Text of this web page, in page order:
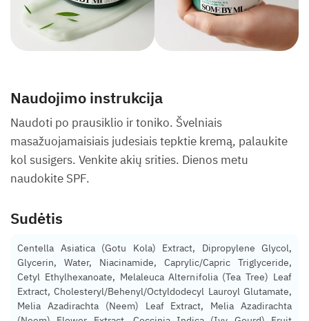
Naudojimo instrukcija
Naudoti po prausiklio ir toniko. Švelniais
masažuojamaisiais judesiais tepktie kremą, palaukite
kol susigers. Venkite akių srities. Dienos metu
naudokite SPF.
Sudėtis
Centella Asiatica (Gotu Kola) Extract, Dipropylene Glycol,
Glycerin, Water, Niacinamide, Caprylic/Capric Triglyceride,
Cetyl Ethylhexanoate, Melaleuca Alternifolia (Tea Tree) Leaf
Extract, Cholesteryl/Behenyl/Octyldodecyl Lauroyl Glutamate,
Melia Azadirachta (Neem) Leaf Extract, Melia Azadirachta